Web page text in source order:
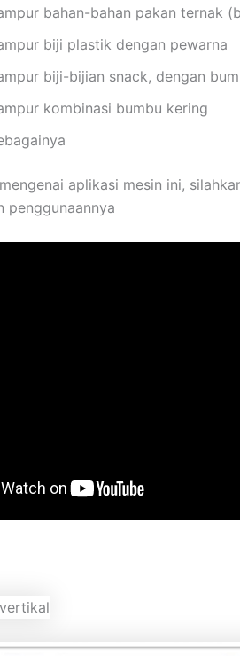
bahan-bahan pakan ternak
biji plastik dengan pewarna
biji-bijian snack, dengan
kombinasi bumbu kering
aplikasi mesin ini,
penggunaannya